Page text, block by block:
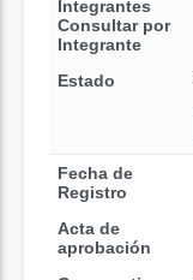
Integrantes
Consultar por
Integrante
Estado
Fecha de
Registro
Acta de
aprobación